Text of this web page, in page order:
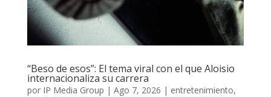
“Beso de esos”: El tema viral con el que Aloisio
internacionaliza su carrera
por IP Media Group | Ago 7, 2026 | entretenimiento,